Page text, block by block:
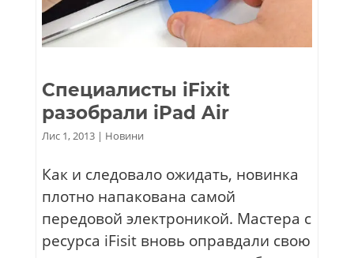
Специалисты iFixit
разобрали iPad Air
Лис 1, 2013| Новини
Как и следовало ожидать, новинка
плотно напакована самой
передовой электроникой. Мастера с
ресурса iFisit вновь оправдали свою